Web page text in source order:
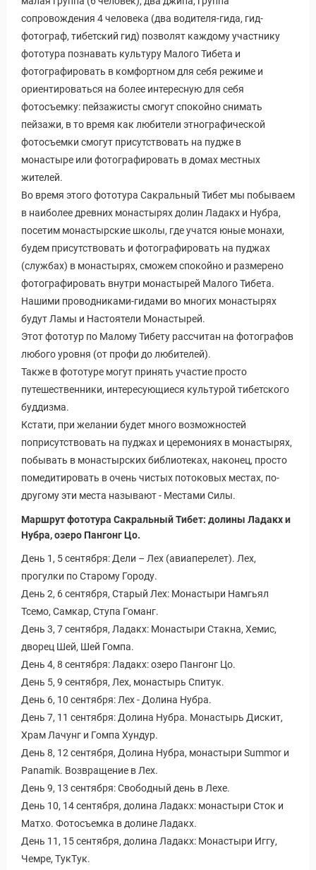
сопровождения 4 человека (два водителя-гида, гид-
фотограф, тибетский гид) позволят каждому участнику
фототура познавать культуру Малого Тибета и
фотографировать в комфортном для себя режиме и
ориентироваться на более интересную для себя
фотосъемку: пейзажисты смогут спокойно снимать
пейзажи, в то время как любители этнографической
фотосъемки смогут присутствовать на пудже в
монастыре или фотографировать в домах местных
жителей.
Во время этого фототура Сакральный Тибет мы побываем
в наиболее древних монастырях долин Ладакх и Нубра,
посетим монастырские школы, где учатся юные монахи,
будем присутствовать и фотографировать на пуджах
(службах) в монастырях, сможем спокойно и размерено
фотографировать внутри монастырей Малого Тибета.
Нашими проводниками-гидами во многих монастырях
будут Ламы и Настоятели Монастырей.
Этот фототур по Малому Тибету рассчитан на фотографов
любого уровня (от профи до любителей).
Также в фототуре могут принять участие просто
путешественники, интересующиеся культурой тибетского
буддизма.
Кстати, при желании будет много возможностей
поприсутствовать на пуджах и церемониях в монастырях,
побывать в монастырских библиотеках, наконец, просто
помедитировать в очень чистых потоковых местах, по-
другому эти места называют - Местами Силы.
Маршрут фототура Сакральный Тибет: долины Ладакх и
Нубра, озеро Пангонг Цо.
День 1, 5 сентября: Дели – Лех (авиаперелет). Лех,
прогулки по Старому Городу.
День 2, 6 сентября, Старый Лех: Монастыри Намгьял
Тсемо, Самкар, Ступа Гоманг.
День 3, 7 сентября, Ладакх: Монастыри Стакна, Хемис,
дворец Шей, Шей Гомпа.
День 4, 8 сентября: Ладакх: озеро Пангонг Цо.
День 5, 9 сентября, Лех, монастырь Спитук.
День 6, 10 сентября: Лех - Долина Нубра.
День 7, 11 сентября: Долина Нубра. Монастырь Дискит,
Храм Лачунг и Гомпа Хундур.
День 8, 12 сентября, Долина Нубра, монастыри Summor и
Panamik. Возвращение в Лех.
День 9, 13 сентября: Свободный день в Лехе.
День 10, 14 сентября, долина Ладакх: монастыри Сток и
Матхо. Фотосъемка в долине Ладакх.
День 11, 15 сентября, долина Ладакх: Монастыри Иггу,
Чемре, ТукТук.